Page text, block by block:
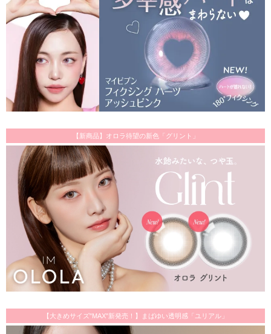
【新商品】オロラ待望の新色「グリント」
【大きめサイズ"MAX"新発売！】まばゆい透明感「ユリアル」